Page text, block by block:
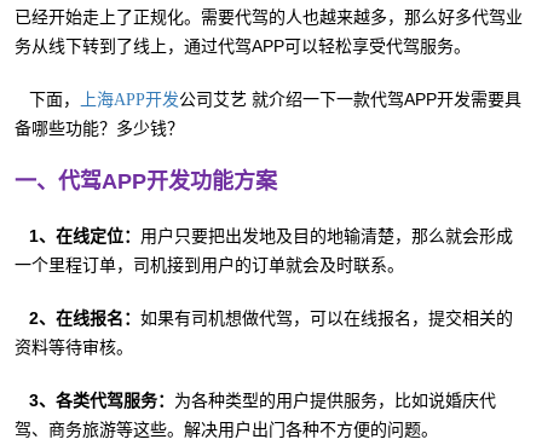
已经开始走上了正规化。需要代驾的人也越来越多，那么好多代驾业
务从线下转到了线上，通过代驾APP可以轻松享受代驾服务。
下面， 上海APP开发公司艾艺 就介绍一下一款代驾APP开发需要具
备哪些功能？多少钱？
一、代驾APP开发功能方案
1、在线定位： 用户只要把出发地及目的地输清楚，那么就会形成
一个里程订单，司机接到用户的订单就会及时联系。
2、在线报名： 如果有司机想做代驾，可以在线报名，提交相关的
资料等待审核。
3、各类代驾服务： 为各种类型的用户提供服务，比如说婚庆代
驾、商务旅游等这些。解决用户出门各种不方便的问题。